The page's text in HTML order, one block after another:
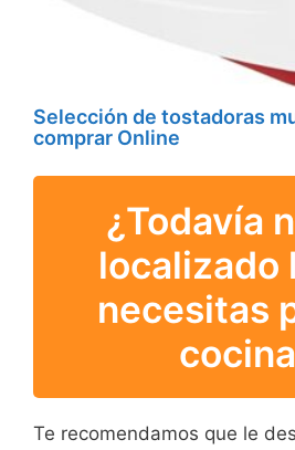
Selección de tostadoras
comprar Online
¿Todavía
localizado
necesitas
Te recomendamos que le